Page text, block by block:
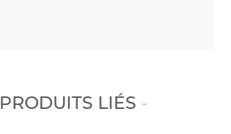
PRODUITS LIÉS